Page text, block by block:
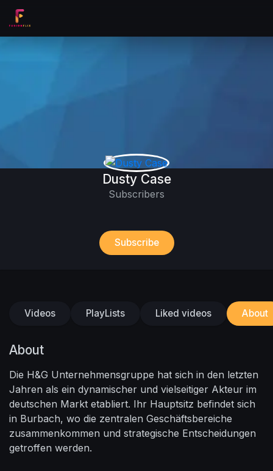
Dusty Case
Subscribers
Subscribe
Videos PlayLists Liked videos About
About
Die H&G Unternehmensgruppe hat sich in den letzten
Jahren als ein dynamischer und vielseitiger Akteur im
deutschen Markt etabliert. Ihr Hauptsitz befindet sich
in Burbach, wo die zentralen Geschäftsbereiche
zusammenkommen und strategische Entscheidungen
getroffen werden.